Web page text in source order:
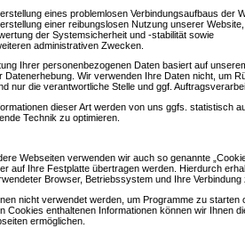
eines problemlosen Verbindungsaufbaus der
einer reibungslosen Nutzung unserer Website,
der Systemsicherheit und -stabilität sowie
administrativen Zwecken.
Ihrer personenbezogenen Daten basiert auf
Datenerhebung. Wir verwenden Ihre Daten nicht, um
nur die verantwortliche Stelle und ggf.
dieser Art werden von uns ggfs. statistisch
Technik zu optimieren.
Webseiten verwenden wir auch so genannte
auf Ihre Festplatte übertragen werden. Hierdurch
Browser, Betriebssystem und Ihre Verbindung
nicht verwendet werden, um Programme zu starten
Cookies enthaltenen Informationen können wir Ihnen
ermöglichen.